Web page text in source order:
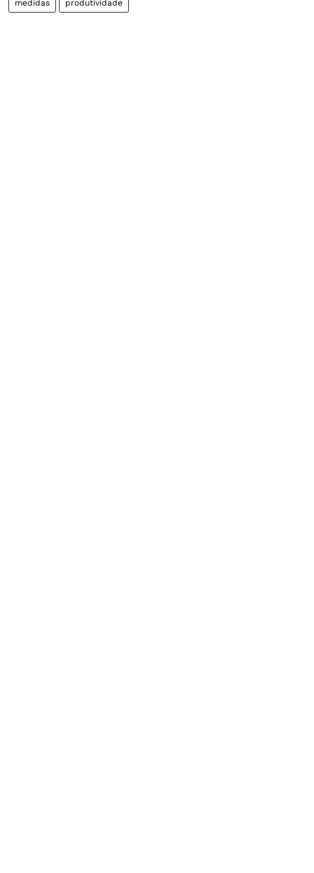
medidas produtividade